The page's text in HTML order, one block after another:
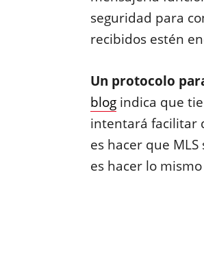
seguridad para
recibidos estén
Un protocolo
blogindica que
intentará facilitar
es hacer que
es hacer lo